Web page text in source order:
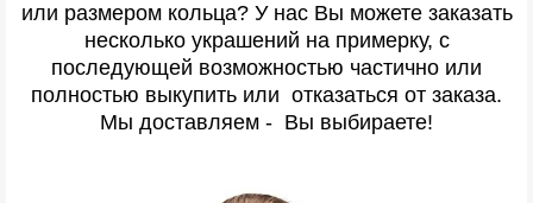
или размером кольца? У нас Вы можете заказать
несколько украшений на примерку, с
последующей возможностью частично или
полностью выкупить или отказаться от заказа.
Мы доставляем - Вы выбираете!